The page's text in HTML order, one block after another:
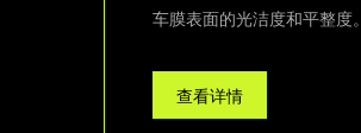
车膜表面的光洁度和平整度
查看详情